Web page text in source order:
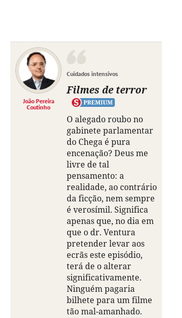
João Pereira
Coutinho
Cuidados intensivos
Filmes de terror
O alegado roubo no
gabinete parlamentar
do Chega é pura
encenação? Deus me
livre de tal
pensamento: a
realidade, ao contrário
da ficção, nem sempre
é verosímil. Significa
apenas que, no dia em
que o dr. Ventura
pretender levar aos
ecrãs este episódio,
terá de o alterar
significativamente.
Ninguém pagaria
bilhete para um filme
tão mal-amanhado.